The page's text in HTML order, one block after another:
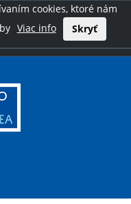
cookies, ktoré nám
Viac info Skryť